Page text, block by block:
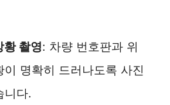
황 촬영: 차량 번호판과 위
이 명확히 드러나도록 사진
니다.